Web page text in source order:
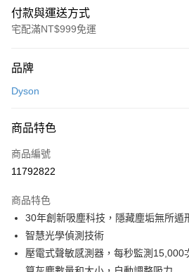
付款與運送方式
宅配滿NT$999免運
信用卡一次付款
3 期 0 利率 每期
合作金庫商業銀行
上海商業儲蓄銀行
臺灣中小企業銀行
匯豐（台灣）商業銀行
華泰
聯邦商業銀行
元大商業銀行
永豐
玉山商業銀行
星展
合作金庫商業銀行
上海商業儲蓄銀行
國泰世華商業銀行
兆豐
匯豐（台灣）商業銀行
聯邦商業銀行
遠東
即享券
LINE Pay
Apple Pay
街口支付
品牌
Dyson
商品特色
商品編號
11792822
商品特色
30年創新吸塵科技，隱藏塵垢無所遁
智慧光學偵測技術
壓電式聲敏感測器，每秒監測15,000